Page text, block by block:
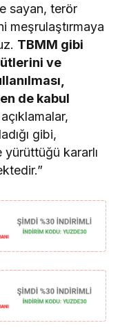
sayan, terör
meşrulaştırmaya
TBMM gibi
ve
de kabul
gibi,
kararlı